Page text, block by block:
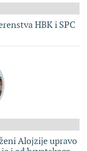
HBK i SPC
Alojzije upravo